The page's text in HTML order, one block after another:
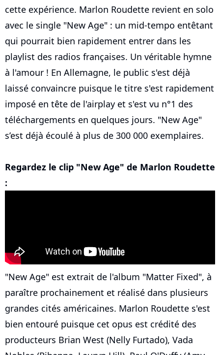
cette expérience. Marlon Roudette revient en solo
avec le single "New Age" : un mid-tempo entêtant
qui pourrait bien rapidement entrer dans les
playlist des radios françaises. Un véritable hymne
à l'amour ! En Allemagne, le public s'est déjà
laissé convaincre puisque le titre s'est rapidement
imposé en tête de l'airplay et s'est vu n°1 des
téléchargements en quelques jours. "New Age"
s’est déjà écoulé à plus de 300 000 exemplaires.
Regardez le clip "New Age" de Marlon Roudette
:
"New Age" est extrait de l'album "Matter Fixed", à
paraître prochainement et réalisé dans plusieurs
grandes cités américaines. Marlon Roudette s'est
bien entouré puisque cet opus est crédité des
producteurs Brian West (Nelly Furtado), Vada